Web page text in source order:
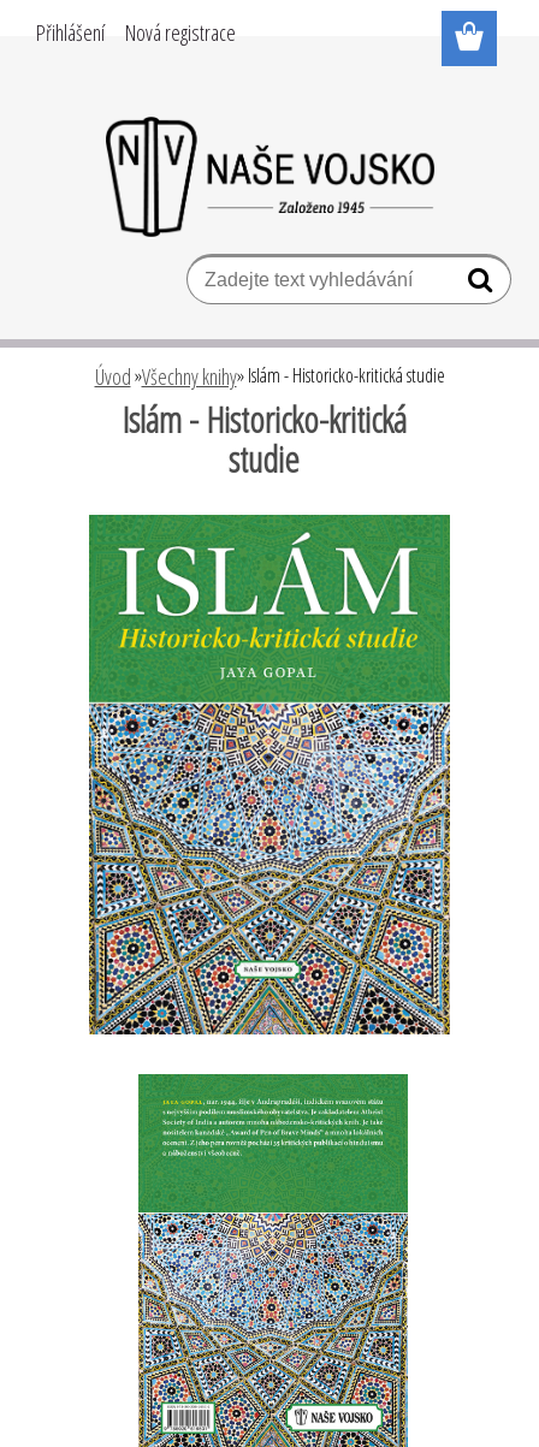
Přihlášení Nová registrace
Úvod»Všechny knihy» Islám - Historicko-kritická studie
Islám - Historicko-kritická
studie